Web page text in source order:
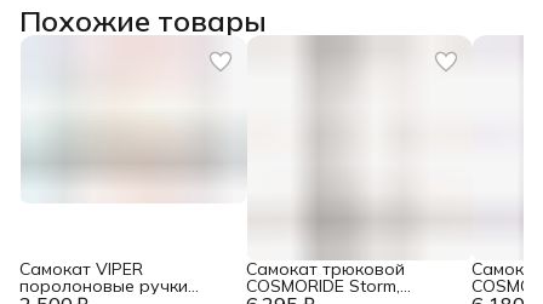
Похожие товары
Самокат VIPER
поролоновые ручки
Самокат трюковой
COSMORIDE Storm,